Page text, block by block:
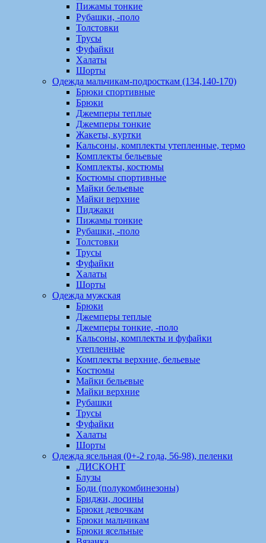
Пижамы тонкие
Рубашки, -поло
Толстовки
Трусы
Фуфайки
Халаты
Шорты
Одежда мальчикам-подросткам (134,140-170)
Брюки спортивные
Брюки
Джемперы теплые
Джемперы тонкие
Жакеты, куртки
Кальсоны, комплекты утепленные, термо
Комплекты бельевые
Комплекты, костюмы
Костюмы спортивные
Майки бельевые
Майки верхние
Пиджаки
Пижамы тонкие
Рубашки, -поло
Толстовки
Трусы
Фуфайки
Халаты
Шорты
Одежда мужская
Брюки
Джемперы теплые
Джемперы тонкие, -поло
Кальсоны, комплекты и фуфайки
утепленные
Комплекты верхние, бельевые
Костюмы
Майки бельевые
Майки верхние
Рубашки
Трусы
Фуфайки
Халаты
Шорты
Одежда ясельная (0+-2 года, 56-98), пеленки
.ДИСКОНТ
Блузы
Боди (полукомбинезоны)
Бриджи, лосины
Брюки девочкам
Брюки мальчикам
Брюки ясельные